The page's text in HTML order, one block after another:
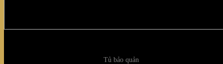
Tủ bảo quản